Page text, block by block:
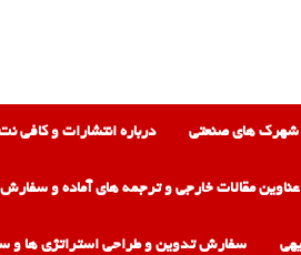
شهرک های صنعتی درباره انتشارات و کافی
مقالات خارجی و ترجمه های آماده و
سفارش تدوین و طراحی استراتژی ها